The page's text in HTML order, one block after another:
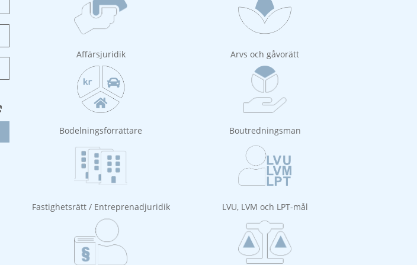
Affärsjuridik Arvs och gåvorätt
Bodelningsförrättare Boutredningsman
Fastighetsrätt / Entreprenadjuridik LVU, LVM och LPT-mål